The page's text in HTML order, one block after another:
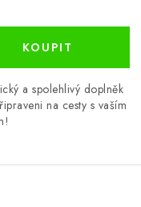
a spolehlivý doplněk
na cesty s vaším